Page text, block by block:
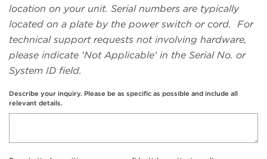
location on your unit. Serial numbers are typically
located on a plate by the power switch or cord. For
technical support requests not involving hardware,
please indicate 'Not Applicable' in the Serial No. or
System ID field.
Describe your inquiry. Please be as specific as possible and include all
relevant details.